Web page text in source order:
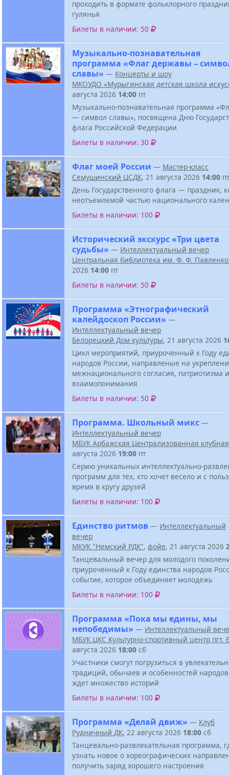
проходить в формате фольклорного
гулянья
Билеты в наличии: 50
Музыкально-познавательная
программа «Флаг державы –
славы» — Концерты и шоу
МКОУДО «Мурыгинская детская школа
августа 2026 14:00 пт
Музыкально-познавательная программа
— символ славы», посвящена Дню
флага Российской Федерации
Билеты в наличии: 30
Флаг моей России — Мастер-класс
Семушинский ЦСДК, 21 августа 2026 14:00 пт
День Государственного флага — праздник,
неотъемлемой частью национального
Билеты в наличии: 100
Исторический экскурс «Три цвета
судьбы» — Интеллектуальный вечер
Центральная библиотека им. Ф. Ф.
2026 14:00 пт
Билеты в наличии: 50
Программа «Этнографический
калейдоскоп России» —
Интеллектуальный вечер
Белорецкий Дом культуры, 21 августа 2026
Цикл мероприятий, приуроченный к Году
народов России, направленые на
межнационального согласия, патриотизма и
взаимопонимания
Билеты в наличии: 50
Программа. Школьный микс —
Интеллектуальный вечер
МБУК Арбажская Централизованная
августа 2026 19:00 пт
Серию уникальных интеллектуально-
программ для тех, кто хочет весело и с
время в кругу друзей
Билеты в наличии: 100
Единство ритмов — Интеллектуальный
вечер
МКУК "Немский РДК", фойе, 21 августа 2026
Танцевальный вечер для молодого
приуроченный к Году единства народов
событие, которое объединяет молодежь
Билеты в наличии: 100
Программа «Пока мы едины, мы
непобедимы» — Интеллектуальный
МБУК ЦКС Культурно-спортивный центр пгт.
августа 2026 18:00 сб
Участники смогут погрузиться в
традиций, обычаев и особенностей
ждет множество историй
Билеты в наличии: 100
Программа «Делай движ» — Клуб
Рудничный ДК, 22 августа 2026 18:00 сб
Танцевально-развлекательная программа,
узнать новое о хореографических
получить заряд хорошего настроения